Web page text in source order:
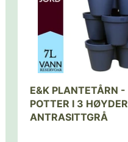
E&K PLANTETÅRN -
POTTER I 3
ANTRASITTGRÅ